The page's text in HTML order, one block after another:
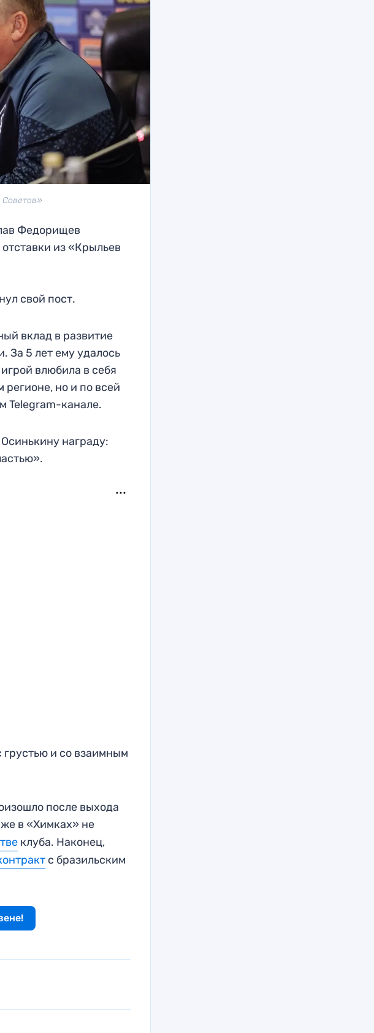
Федорищев
из «Крыльев
свой пост.
вклад в развитие
За 5 лет ему удалось
влюбила в себя
но и по всей
Telegram-канале.
награду:
и со взаимным
после выхода
в «Химках» не
клуба. Наконец,
с бразильским